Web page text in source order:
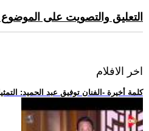
التعليق والتصويت على
اخر الافلام
.. كلمة أخيرة -الفنان توفيق عبد الحميد: